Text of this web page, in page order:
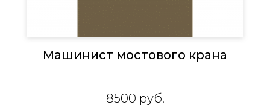
Машинист мостового крана
8500 руб.